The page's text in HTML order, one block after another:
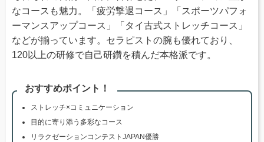
なコースも魅力。「疲労撃退コース」「スポーツパフォ
ーマンスアップコース」「タイ古式ストレッチコース」
などが揃っています。セラピストの腕も優れており、
120以上の研修で自己研鑽を積んだ本格派です。
おすすめポイント！
ストレッチ×コミュニケーション
目的に寄り添う多彩なコース
リラクゼーションコンテストJAPAN優勝